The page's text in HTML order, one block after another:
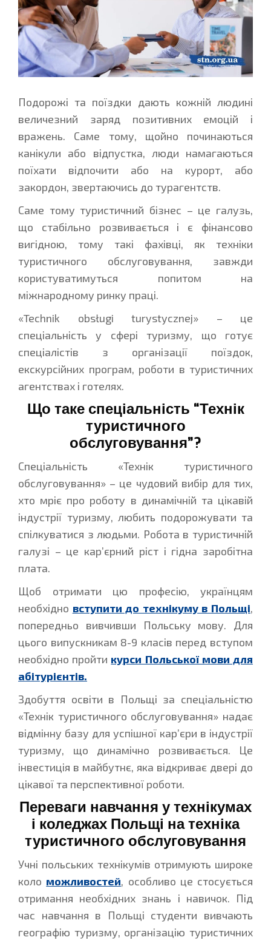
Подорожі та поїздки дають кожній людині
величезний заряд позитивних емоцій і
вражень. Саме тому, щойно починаються
канікули або відпустка, люди намагаються
поїхати відпочити або на курорт, або
закордон, звертаючись до турагентств.
Саме тому туристичний бізнес – це галузь,
що стабільно розвивається і є фінансово
вигідною, тому такі фахівці, як техніки
туристичного обслуговування, завжди
користуватимуться попитом на
міжнародному ринку праці.
«Technik obsługi turystycznej» – це
спеціальність у сфері туризму, що готує
спеціалістів з організації поїздок,
екскурсійних програм, роботи в туристичних
агентствах і готелях.
Що таке спеціальність “Технік
туристичного
обслуговування”?
Спеціальність «Технік туристичного
обслуговування» – це чудовий вибір для тих,
хто мріє про роботу в динамічній та цікавій
індустрії туризму, любить подорожувати та
спілкуватися з людьми. Робота в туристичній
галузі – це кар’єрний ріст і гідна заробітна
плата.
Щоб отримати цю професію, українцям
необхідно вступити до технікуму в Польщі,
попередньо вивчивши Польську мову. Для
цього випускникам 8-9 класів перед вступом
необхідно пройти курси Польської мови для
абітурієнтів.
Здобуття освіти в Польщі за спеціальністю
«Технік туристичного обслуговування» надає
відмінну базу для успішної кар’єри в індустрії
туризму, що динамічно розвивається. Це
інвестиція в майбутнє, яка відкриває двері до
цікавої та перспективної роботи.
Переваги навчання у технікумах
і коледжах Польщі на техніка
туристичного обслуговування
Учні польських технікумів отримують широке
коло можливостей, особливо це стосується
отримання необхідних знань і навичок. Під
час навчання в Польщі студенти вивчають
географію туризму, організацію туристичних